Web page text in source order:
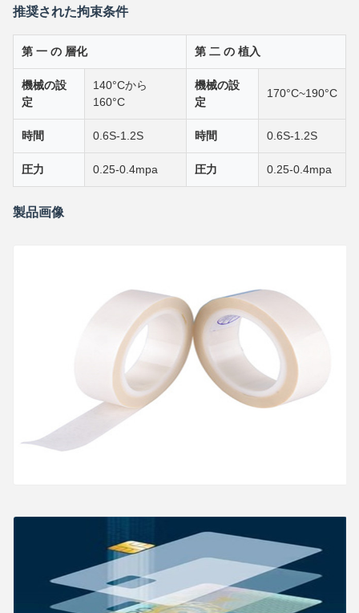
推奨された拘束条件
第 一 の 層化 第 二 の 植入
機械の設
定
140°Cから
160°C
機械の設
定
170°C~190°C
時間 0.6S-1.2S 時間 0.6S-1.2S
圧力 0.25-0.4mpa 圧力 0.25-0.4mpa
製品画像